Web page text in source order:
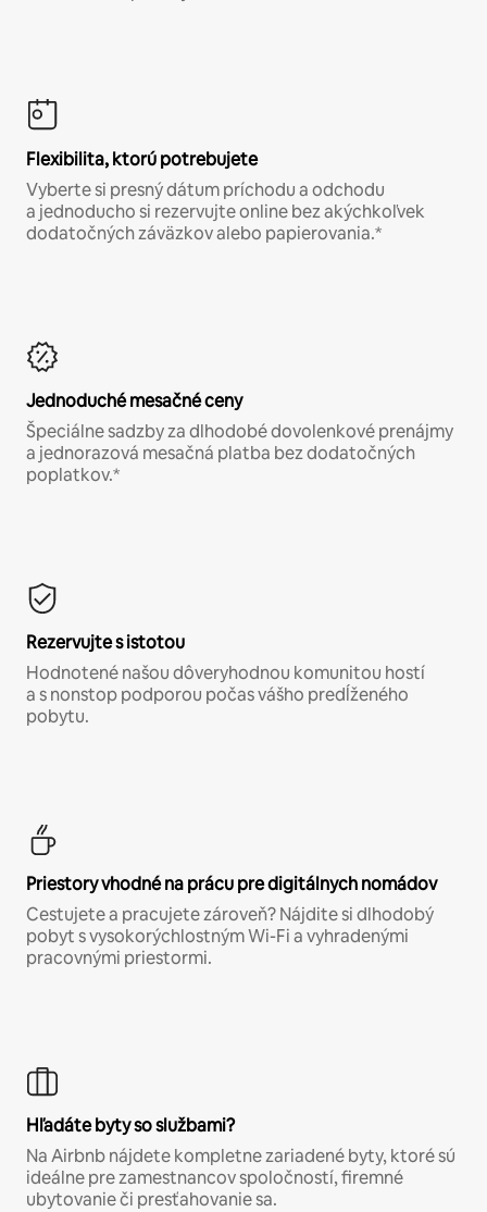
Flexibilita, ktorú potrebujete
Vyberte si presný dátum príchodu a odchodu
a jednoducho si rezervujte online bez akýchkoľvek
dodatočných záväzkov alebo papierovania.*
Jednoduché mesačné ceny
Špeciálne sadzby za dlhodobé dovolenkové prenájmy
a jednorazová mesačná platba bez dodatočných
poplatkov.*
Rezervujte s istotou
Hodnotené našou dôveryhodnou komunitou hostí
a s nonstop podporou počas vášho predĺženého
pobytu.
Priestory vhodné na prácu pre digitálnych nomádov
Cestujete a pracujete zároveň? Nájdite si dlhodobý
pobyt s vysokorýchlostným Wi-Fi a vyhradenými
pracovnými priestormi.
Hľadáte byty so službami?
Na Airbnb nájdete kompletne zariadené byty, ktoré sú
ideálne pre zamestnancov spoločností, firemné
ubytovanie či presťahovanie sa.